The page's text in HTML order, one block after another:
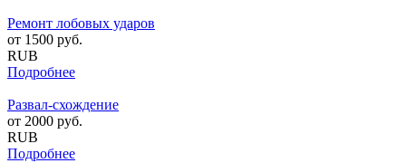
Ремонт лобовых ударов
от 1500 руб.
RUB
Подробнее
Развал-схождение
от 2000 руб.
RUB
Подробнее